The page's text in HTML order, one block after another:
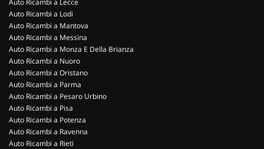
Auto Ricambi a Lecce
Auto Ricambi a Lodi
Auto Ricambi a Mantova
Auto Ricambi a Messina
Auto Ricambi a Monza E Della Brianza
Auto Ricambi a Nuoro
Auto Ricambi a Oristano
Auto Ricambi a Parma
Auto Ricambi a Pesaro Urbino
Auto Ricambi a Pisa
Auto Ricambi a Potenza
Auto Ricambi a Ravenna
Auto Ricambi a Rieti